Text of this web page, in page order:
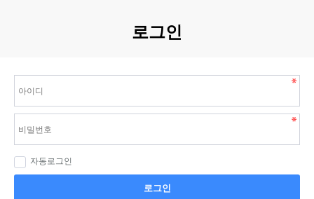
로그인
자동로그인
로그인